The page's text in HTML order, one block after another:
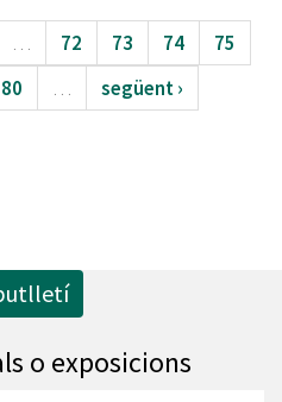
… 72 73 74
75
80 …
següent ›
o exposicions